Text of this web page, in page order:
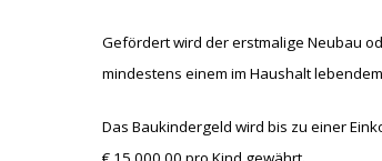
Gefördert wird der erstmalige Neubau
mindestens einem im Haushalt
Das Baukindergeld wird bis zu einer